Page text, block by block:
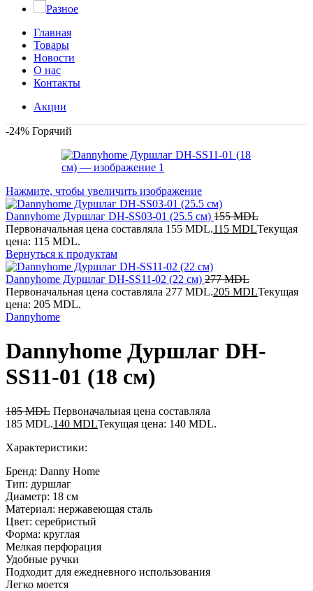
Разное
Главная
Товары
Новости
О нас
Контакты
Акции
-24% Горячий
Нажмите, чтобы увеличить изображение
Dannyhome Дуршлаг DH-SS03-01 (25.5 см) 155MDL
Первоначальная цена составляла 155 MDL.115 MDLТекущая
цена: 115 MDL.
Вернуться к продуктам
Dannyhome Дуршлаг DH-SS11-02 (22 см) 277MDL
Первоначальная цена составляла 277 MDL.205 MDLТекущая
цена: 205 MDL.
Dannyhome
Dannyhome Дуршлаг DH-
SS11-01 (18 см)
185MDL Первоначальная цена составляла
185 MDL.140 MDLТекущая цена: 140 MDL.
Характеристики:
Бренд: Danny Home
Тип: дуршлаг
Диаметр: 18 см
Материал: нержавеющая сталь
Цвет: серебристый
Форма: круглая
Мелкая перфорация
Удобные ручки
Подходит для ежедневного использования
Легко моется